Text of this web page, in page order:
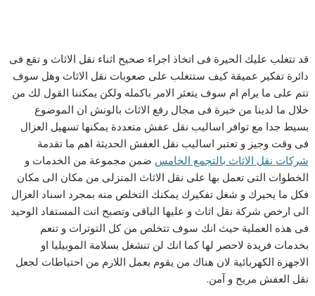
قد تتغلب عليك الحيرة فى اتخاذ اجراء صحيح اثناء نقل الاثاث و تقع فى
دائرة تفكير عميقة كيف ستتغلب على صعوبات نقل الاثاث وهل سوف
تتم على ما يرام ام سوف يتعثر الامر باكمله ولكن يمكننا القول لك من
خلال ما لدينا من خبرة فى مجال رفع الاثاث بالونش ان الموضوع
بسيط جدا مع توافر اساليب نقل عفش متعددة يمكنها تسهيل العزال
فى وقت وجيز و تعتبر اساليب نقل العفش الحديثة اهم ما تقدمة
شركات نقل الاثاث بالتجمع الخامس ضمن مجموعة من الخدمات و
الخطوات التى تعمل بها على نقل الاثاث المنزلى من مكان الى مكان
فكل ما يحيرك و شغل تفكيرك يمكنك التخلص منه بمجرد اسناد العزال
الى ارخص شركة نقل اثاث و عليها الباقى وتصبح انت المستفاد الوحيد
فى هذه العملية حيث انك سوف تتخلص من كل التوترات و تنعم
بخدمات فريدة لاحصر لها كما انك لن تنشغل بسلامة الموبيليا او
الاجهزة الكهربائية لان هناك من يقوم بعمل اللازم من احتياطات لجعل
نقل العفش مريح و آمن.